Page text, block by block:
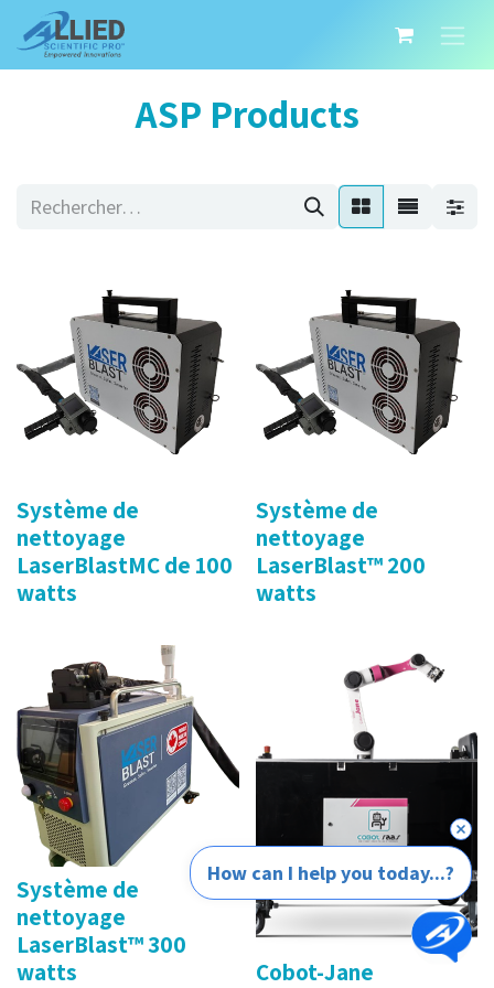
ASP Products
Système de
nettoyage
LaserBlastMC de 100
watts
Système de
nettoyage
LaserBlast™ 200
watts
Système de
nettoyage
LaserBlast™ 300
watts
Cobot-Jane
How can I help you today...?